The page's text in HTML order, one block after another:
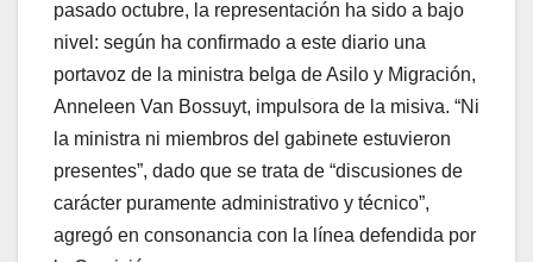
pasado octubre, la representación ha sido a bajo
nivel: según ha confirmado a este diario una
portavoz de la ministra belga de Asilo y Migración,
Anneleen Van Bossuyt, impulsora de la misiva. “Ni
la ministra ni miembros del gabinete estuvieron
presentes”, dado que se trata de “discusiones de
carácter puramente administrativo y técnico”,
agregó en consonancia con la línea defendida por